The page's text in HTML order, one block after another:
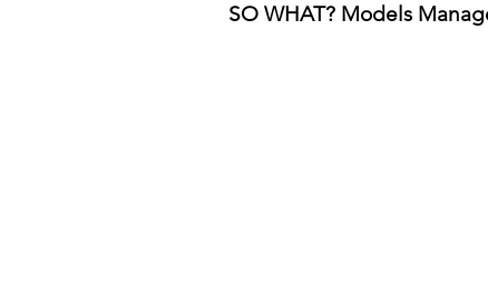
SO WHAT? Models